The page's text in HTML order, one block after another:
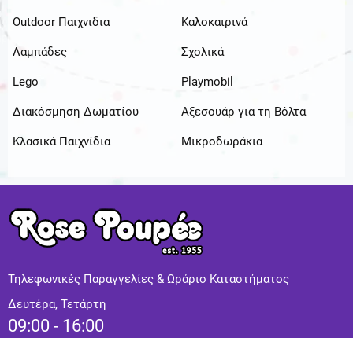
Outdoor Παιχνιδια Καλοκαιρινά
Λαμπάδες Σχολικά
Lego Playmobil
Διακόσμηση Δωματίου Αξεσουάρ για τη Βόλτα
Κλασικά Παιχνίδια Μικροδωράκια
Τηλεφωνικές Παραγγελίες & Ωράριο Καταστήματος
Δευτέρα, Τετάρτη
09:00 - 16:00